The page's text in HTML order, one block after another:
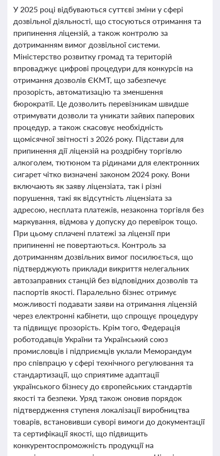
У 2025 році відбуваються суттєві зміни у сфері
дозвільної діяльності, що стосуються отримання та
припинення ліцензій, а також контролю за
дотриманням вимог дозвільної системи.
Міністерство розвитку громад та територій
впроваджує цифрові процедури для конкурсів на
отримання дозволів ЄКМТ, що забезпечує
прозорість, автоматизацію та зменшення
бюрократії. Це дозволить перевізникам швидше
отримувати дозволи та уникати зайвих паперових
процедур, а також скасовує необхідність
щомісячної звітності з 2026 року. Підстави для
припинення дії ліцензій на роздрібну торгівлю
алкоголем, тютюном та рідинами для електронних
сигарет чітко визначені законом 2024 року. Вони
включають як заяву ліцензіата, так і різні
порушення, такі як відсутність ліцензіата за
адресою, несплата платежів, незаконна торгівля без
маркування, відмова у допуску до перевірок тощо.
При цьому сплачені платежі за ліцензії при
припиненні не повертаються. Контроль за
дотриманням дозвільних вимог посилюється, що
підтверджують приклади викриття нелегальних
автозаправних станцій без відповідних дозволів та
паспортів якості. Паралельно бізнес отримує
можливості подавати заяви на отримання ліцензій
через електронні кабінети, що спрощує процедуру
та підвищує прозорість. Крім того, Федерація
роботодавців України та Український союз
промисловців і підприємців уклали Меморандум
про співпрацю у сфері технічного регулювання та
стандартизації, що сприятиме адаптації
українського бізнесу до європейських стандартів
якості та безпеки. Уряд також оновив порядок
підтвердження ступеня локалізації виробництва
товарів, встановивши суворі вимоги до документації
та сертифікації якості, що підвищить
конкурентоспроможність продукції на